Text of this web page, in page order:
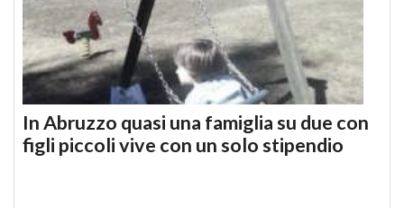
In Abruzzo quasi una famiglia su due con
figli piccoli vive con un solo stipendio